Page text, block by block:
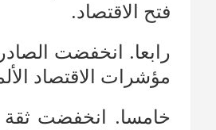
فتح الاقتصاد.
رابعا. انخفضت
مؤشرات الاقتصاد
خامسا. انخفضت ثقة